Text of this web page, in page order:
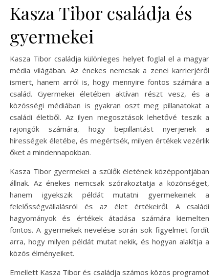
Kasza Tibor családja és
gyermekei
Kasza Tibor családja különleges helyet foglal el a magyar
média világában. Az énekes nemcsak a zenei karrierjéről
ismert, hanem arról is, hogy mennyire fontos számára a
család. Gyermekei életében aktívan részt vesz, és a
közösségi médiában is gyakran oszt meg pillanatokat a
családi életből. Az ilyen megosztások lehetővé teszik a
rajongók számára, hogy bepillantást nyerjenek a
hírességek életébe, és megértsék, milyen értékek vezérlik
őket a mindennapokban.
Kasza Tibor gyermekei a szülők életének középpontjában
állnak. Az énekes nemcsak szórakoztatja a közönséget,
hanem igyekszik példát mutatni gyermekeinek a
felelősségvállalásról és az élet értékeiről. A családi
hagyományok és értékek átadása számára kiemelten
fontos. A gyermekek nevelése során sok figyelmet fordít
arra, hogy milyen példát mutat nekik, és hogyan alakítja a
közös élményeiket.
Emellett Kasza Tibor és családja számos közös programot